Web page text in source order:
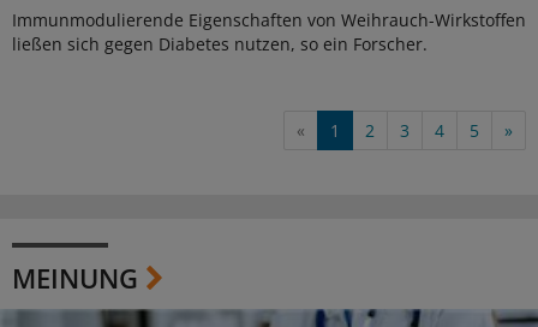
Immunmodulierende Eigenschaften von Weihrauch-Wirkstoffen
ließen sich gegen Diabetes nutzen, so ein Forscher.
« 1 2 3 4 5 »
MEINUNG